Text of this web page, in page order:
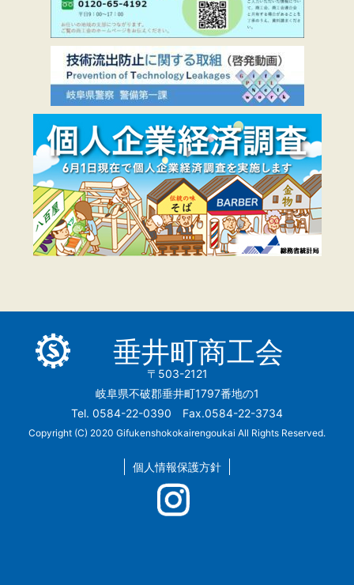
垂井町商工会
〒503-2121
岐阜県不破郡垂井町1797番地の1
Tel. 0584-22-0390 Fax.0584-22-3734
Copyright (C) 2020 Gifukenshokokairengoukai All Rights Reserved.
個人情報保護方針